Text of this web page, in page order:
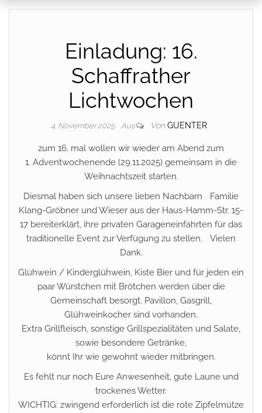
Einladung: 16.
Schaffrather
Lichtwochen
4. November 2025 Aus Von GUENTER
zum 16. mal wollen wir wieder am Abend zum
1. Adventwochenende (29.11.2025) gemeinsam in die
Weihnachtszeit starten.
Diesmal haben sich unsere lieben Nachbarn Familie
Klang-Gröbner und Wieser aus der Haus-Hamm-Str. 15-
17 bereiterklärt, ihre privaten Garageneinfahrten für das
traditionelle Event zur Verfügung zu stellen. Vielen
Dank.
Glühwein / Kinderglühwein, Kiste Bier und für jeden ein
paar Würstchen mit Brötchen werden über die
Gemeinschaft besorgt. Pavillon, Gasgrill,
Glühweinkocher sind vorhanden.
Extra Grillfleisch, sonstige Grillspezialitäten und Salate,
sowie besondere Getränke,
könnt Ihr wie gewohnt wieder mitbringen.
Es fehlt nur noch Eure Anwesenheit, gute Laune und
trockenes Wetter.
WICHTIG: zwingend erforderlich ist die rote Zipfelmütze